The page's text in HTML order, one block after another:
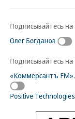
Подписывайтесь на
Олег Богданов
Подписывайтесь
«Коммерсантъ
Positive Technologies